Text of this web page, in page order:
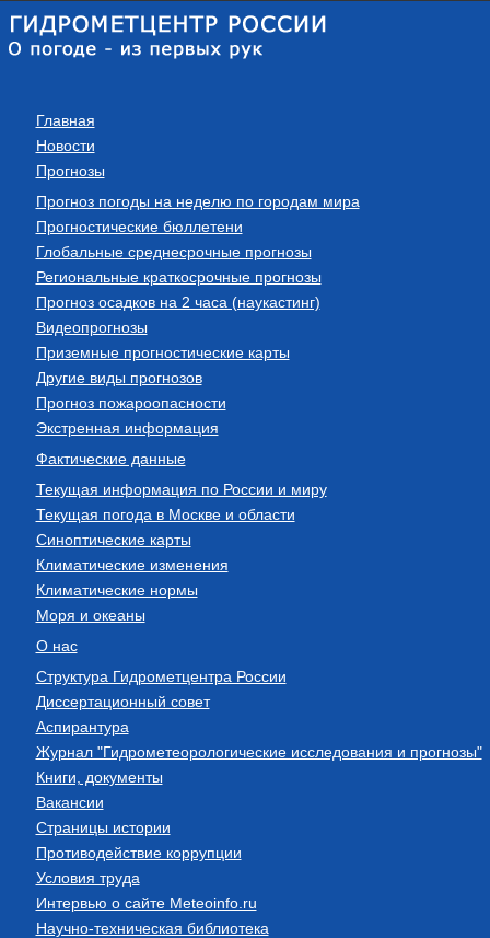
Главная
Новости
Прогнозы
Прогноз погоды на неделю по городам мира
Прогностические бюллетени
Глобальные среднесрочные прогнозы
Региональные краткосрочные прогнозы
Прогноз осадков на 2 часа (наукастинг)
Видеопрогнозы
Приземные прогностические карты
Другие виды прогнозов
Прогноз пожароопасности
Экстренная информация
Фактические данные
Текущая информация по России и миру
Текущая погода в Москве и области
Синоптические карты
Климатические изменения
Климатические нормы
Моря и океаны
О нас
Структура Гидрометцентра России
Диссертационный совет
Аспирантура
Журнал "Гидрометеорологические исследования и прогнозы"
Книги, документы
Вакансии
Страницы истории
Противодействие коррупции
Условия труда
Интервью о сайте Meteoinfo.ru
Научно-техническая библиотека